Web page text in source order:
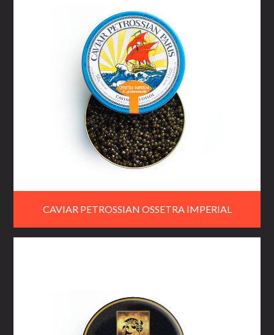
CAVIAR PETROSSIAN OSSETRA IMPERIAL